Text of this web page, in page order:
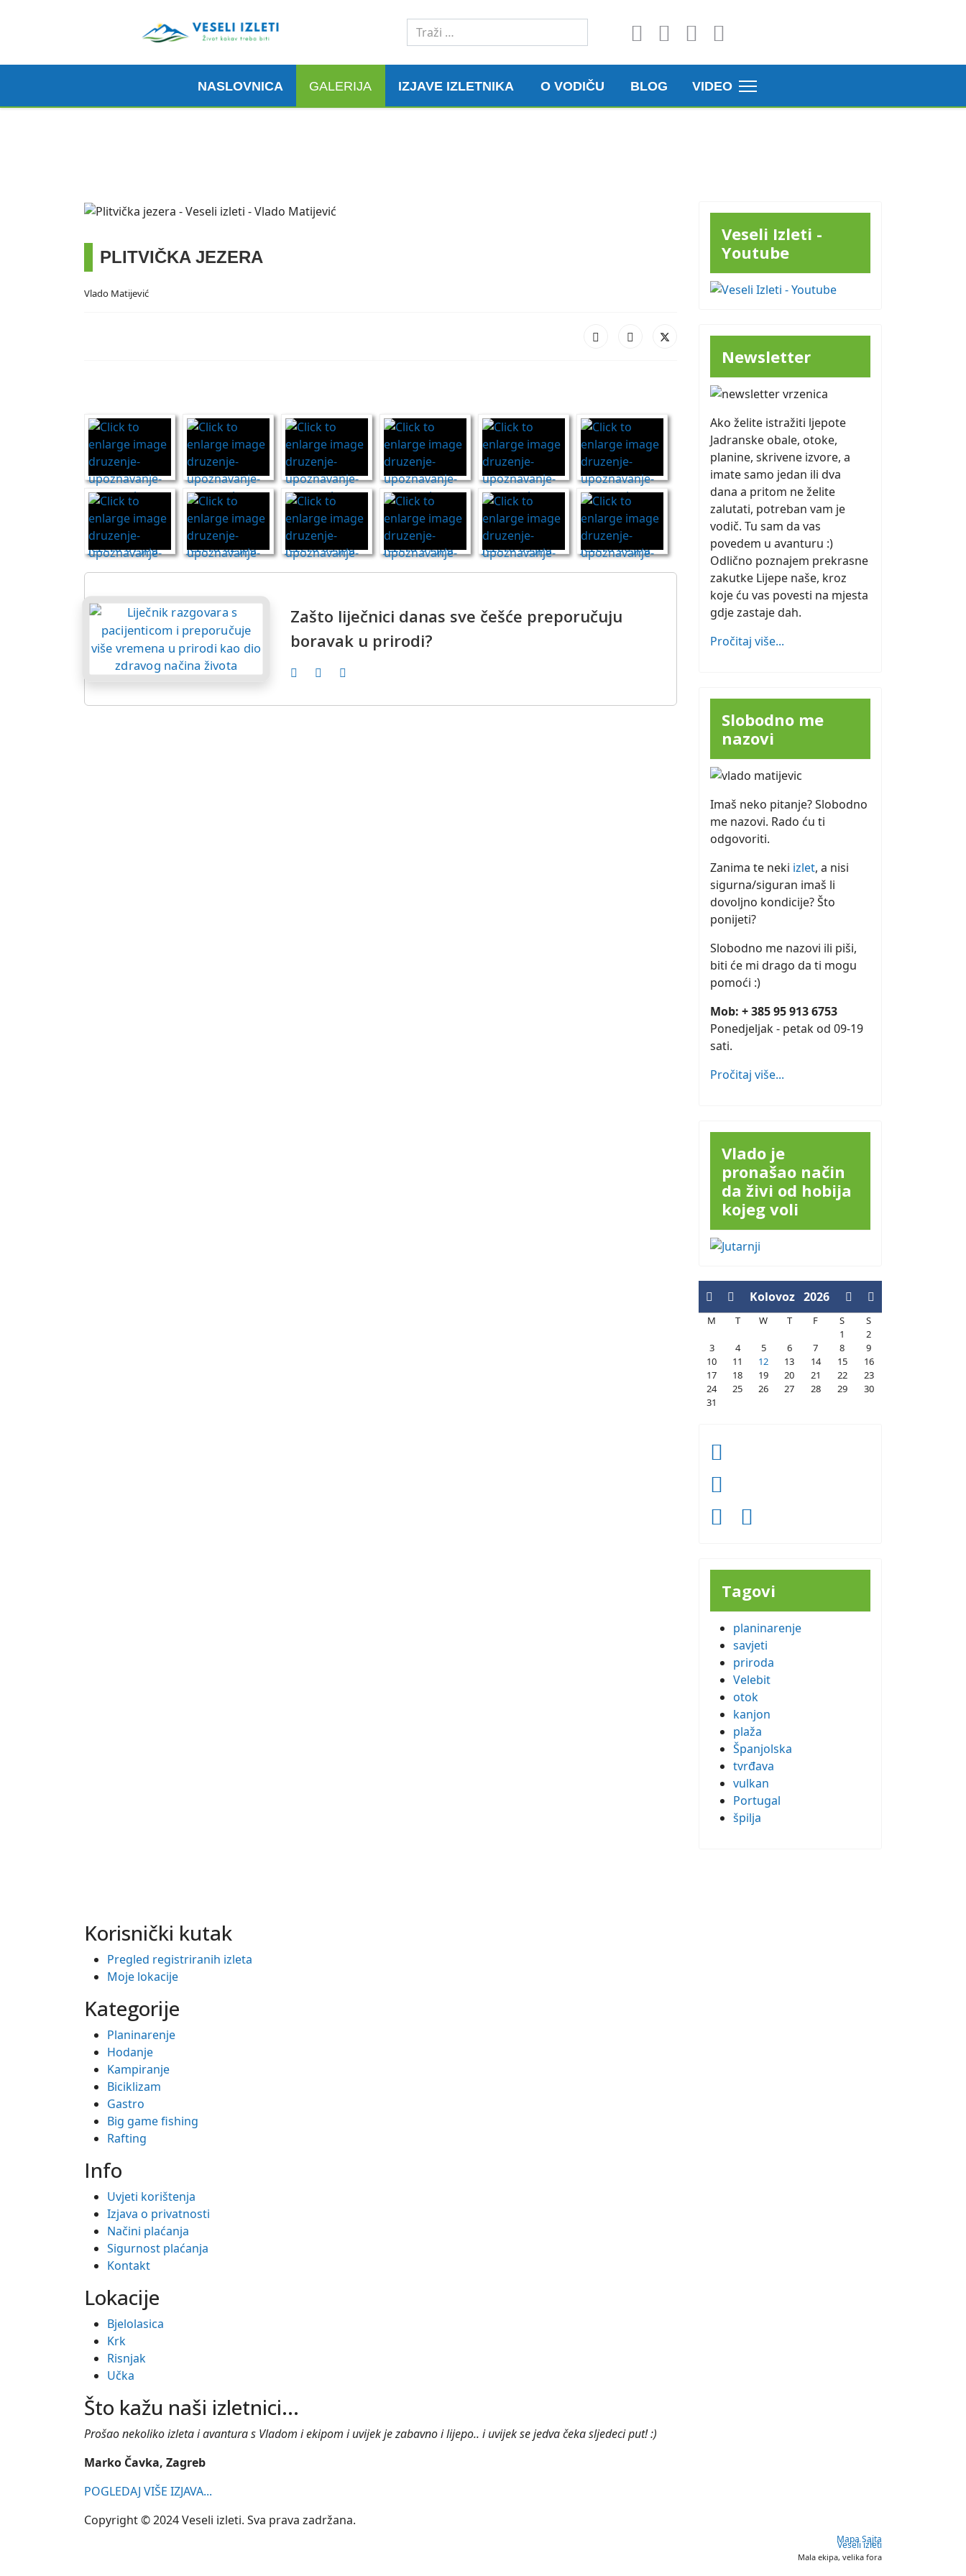
Traži
NASLOVNICA GALERIJA IZJAVE IZLETNIKA O VODIČU BLOG VIDEO
PLITVIČKA JEZERA
Vlado Matijević
Zašto liječnici danas sve češće preporučuju
boravak u prirodi?
Veseli Izleti -
Youtube
Newsletter
Ako želite istražiti ljepote
Jadranske obale, otoke,
planine, skrivene izvore, a
imate samo jedan ili dva
dana a pritom ne želite
zalutati, potreban vam je
vodič. Tu sam da vas
povedem u avanturu :)
Odlično poznajem prekrasne
zakutke Lijepe naše, kroz
koje ću vas povesti na mjesta
gdje zastaje dah.
Pročitaj više...
Slobodno me
nazovi
Imaš neko pitanje? Slobodno
me nazovi. Rado ću ti
odgovoriti.
Zanima te neki izlet, a nisi
sigurna/siguran imaš li
dovoljno kondicije? Što
ponijeti?
Slobodno me nazovi ili piši,
biti će mi drago da ti mogu
pomoći :)
Mob: + 385 95 913 6753
Ponedjeljak - petak od 09-19
sati.
Pročitaj više...
Vlado je
pronašao način
da živi od hobija
kojeg voli
Kolovoz 2026
M T W T F S
S
1
2
3
4 5 6 7 8
9
10
11 12 13 14 15
16
17
18 19 20 21 22
23
24
25 26 27 28 29
30
31
Tagovi
planinarenje
savjeti
priroda
Velebit
otok
kanjon
plaža
Španjolska
tvrđava
vulkan
Portugal
špilja
Korisnički kutak
Pregled registriranih izleta
Moje lokacije
Kategorije
Planinarenje
Hodanje
Kampiranje
Biciklizam
Gastro
Big game fishing
Rafting
Info
Uvjeti korištenja
Izjava o privatnosti
Načini plaćanja
Sigurnost plaćanja
Kontakt
Lokacije
Bjelolasica
Krk
Risnjak
Učka
Što kažu naši izletnici...
Prošao nekoliko izleta i avantura s Vladom i ekipom i uvijek je zabavno i lijepo.. i uvijek se jedva čeka sljedeci put! :)
Marko Čavka, Zagreb
POGLEDAJ VIŠE IZJAVA...
Copyright © 2024 Veseli izleti. Sva prava zadržana.
Mapa Sajta
Veseli izleti
Mala ekipa, velika fora